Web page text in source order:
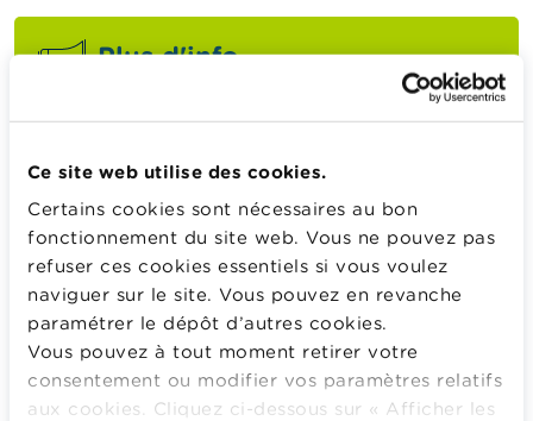
Ce site web utilise des cookies.
Certains cookies sont nécessaires au bon
fonctionnement du site web. Vous ne pouvez pas
refuser ces cookies essentiels si vous voulez
naviguer sur le site. Vous pouvez en revanche
paramétrer le dépôt d’autres cookies.
Vous pouvez à tout moment retirer votre
consentement ou modifier vos paramètres relatifs
aux cookies. Cliquez ci-dessous sur « Afficher les
Plus d'info
Les garanties dans le cadre d’un crédit hypothécaire
CONTENU LIÉ
propriétaire de son habitation ?
Comment financer votre achat immobilier ?
Combien êtes-vous capable de rembourser ?
Qu’est-ce que l’assurance solde restant dû ?